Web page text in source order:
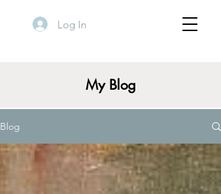
Log In
My Blog
Blog